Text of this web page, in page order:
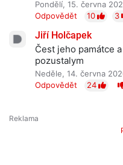
Pondělí, 15. června
Odpovědět
10 3
Jiří Holčapek
Čest jeho památce
pozustalym
Neděle, 14. června
Odpovědět
24